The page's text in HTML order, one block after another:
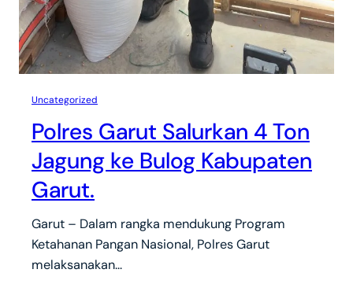
Uncategorized
Polres Garut Salurkan 4 Ton
Jagung ke Bulog Kabupaten
Garut.
Garut – Dalam rangka mendukung Program
Ketahanan Pangan Nasional, Polres Garut
melaksanakan…